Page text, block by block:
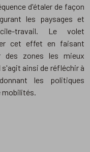
d'étaler de façon
les paysages et
travail. Le volet
cet effet en faisant
des zones les mieux
ainsi de réfléchir à
les politiques
mobilités.